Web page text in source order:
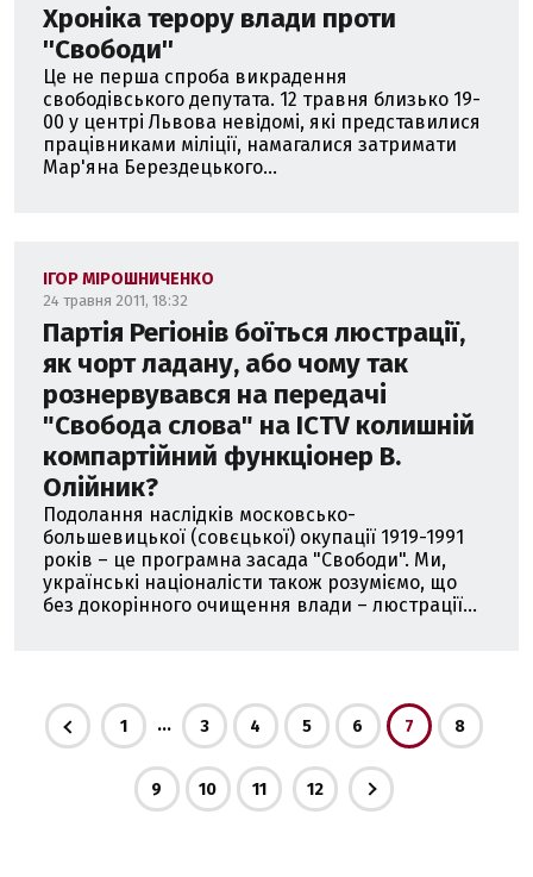
Хроніка терору влади проти
''Свободи''
Це не перша спроба викрадення
свободівського депутата. 12 травня близько 19-
00 у центрі Львова невідомі, які представилися
працівниками міліції, намагалися затримати
Мар'яна Берездецького...
ІГОР МІРОШНИЧЕНКО
24 травня 2011, 18:32
Партія Регіонів боїться люстрації,
як чорт ладану, або чому так
рознервувався на передачі
"Свобода слова" на ICTV колишній
компартійний функціонер В.
Олійник?
Подолання наслідків московсько-
большевицької (совєцької) окупації 1919-1991
років – це програмна засада "Свободи". Ми,
українські націоналісти також розуміємо, що
без докорінного очищення влади – люстрації...
1 ... 3 4 5 6 7 8
9 10 11 12